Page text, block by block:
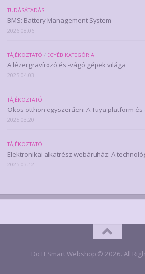
TUDÁSÁTADÁS
BMS: Battery Management System
2026.08.06.
TÁJÉKOZTATÓ / EGYÉB KATEGÓRIA
A lézergravírozó és -vágó gépek világa
2025.04.03.
TÁJÉKOZTATÓ
Okos otthon egyszerűen: A Tuya platform
2025.03.20.
TÁJÉKOZTATÓ
Elektronikai alkatrész webáruház: A
2025.03.12.
Do IT Smart Webshop © 2026. All